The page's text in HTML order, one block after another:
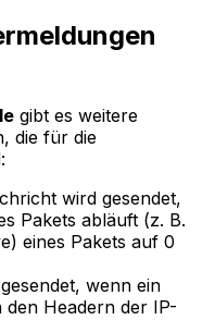
gibt es weitere
die für die
wird gesendet,
Pakets abläuft (z. B.
eines Pakets auf 0
wenn ein
Headern der IP-